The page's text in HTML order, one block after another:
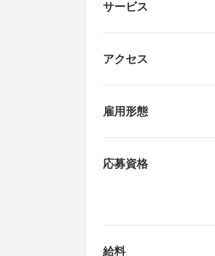
サービス
アクセス
雇用形態
応募資格
給料